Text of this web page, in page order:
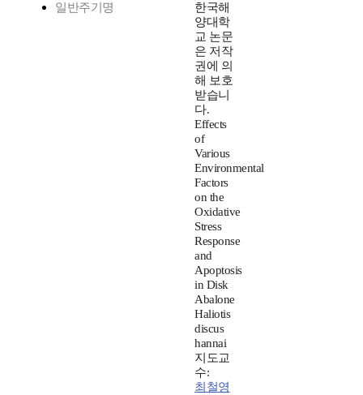
일반주기명
한국해
양대학
교 논문
은 저작
권에 의
해 보호
받습니
다.
Effects
of
Various
Environmental
Factors
on the
Oxidative
Stress
Response
and
Apoptosis
in Disk
Abalone
Haliotis
discus
hannai
지도교
수:
최철영